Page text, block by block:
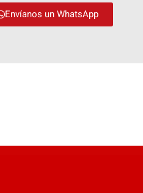
Envíanos un WhatsApp